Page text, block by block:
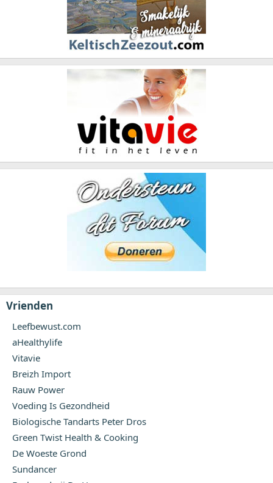
Vrienden
Leefbewust.com
aHealthylife
Vitavie
Breizh Import
Rauw Power
Voeding Is Gezondheid
Biologische Tandarts Peter Dros
Green Twist Health & Cooking
De Woeste Grond
Sundancer